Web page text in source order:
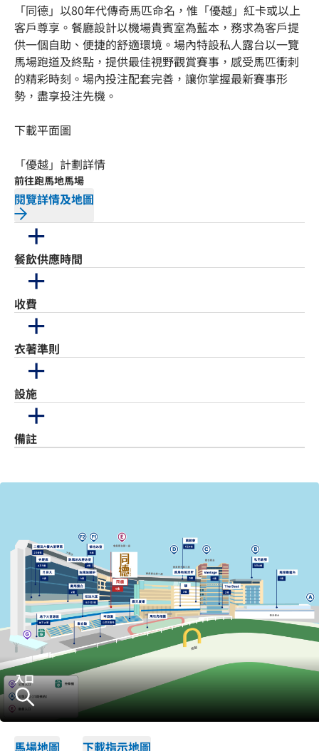
「同德」以80年代傳奇馬匹命名，惟「優越」紅卡或以上
客戶尊享。餐廳設計以機場貴賓室為藍本，務求為客戶提
供一個自助、便捷的舒適環境。場內特設私人露台以一覽
馬場跑道及終點，提供最佳視野觀賞賽事，感受馬匹衝刺
的精彩時刻。場內投注配套完善，讓你掌握最新賽事形
勢，盡享投注先機。
下載平面圖
「優越」計劃詳情
前往跑馬地馬場
閱覽詳情及地圖
餐飲供應時間
收費
衣著準則
設施
備註
入口
馬場地圖 下載指示地圖